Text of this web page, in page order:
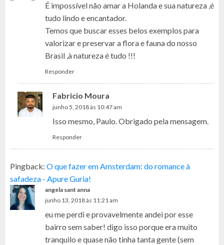
É impossível não amar a Holanda e sua natureza ,é
tudo lindo e encantador.
Temos que buscar esses belos exemplos para
valorizar e preservar a flora e fauna do nosso
Brasil ,à natureza é tudo !!!
Responder
Fabricio Moura
junho 5, 2018 às 10:47 am
Isso mesmo, Paulo. Obrigado pela mensagem.
Responder
Pingback: O que fazer em Amsterdam: do romance à
safadeza - Apure Guria!
angela sant anna
junho 13, 2018 às 11:21 am
eu me perdi e provavelmente andei por esse
bairro sem saber! digo isso porque era muito
tranquilo e quase não tinha tanta gente (sem